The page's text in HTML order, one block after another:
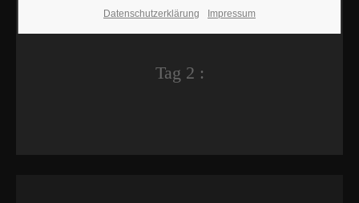
Tag 2 :
Datenschutzerklärung Impressum